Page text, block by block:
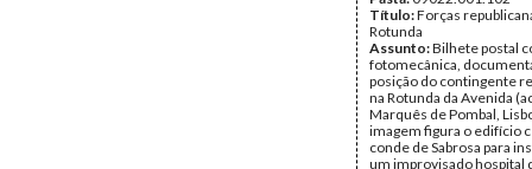
Título:Forças
Rotunda
Assunto:Bilhete postal
fotomecânica,
posição do contingente
na Rotunda da Avenida
Marquês de Pombal,
imagem figura o edifício
conde de Sabrosa para
um improvisado hospital